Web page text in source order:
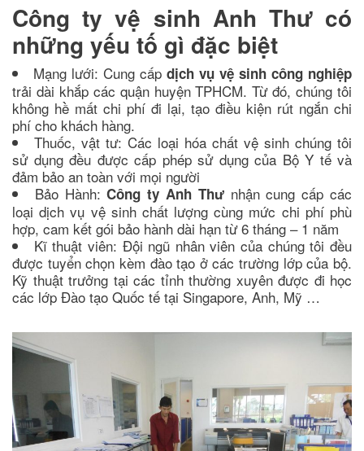
Công ty vệ sinh Anh Thư có
những yếu tố gì đặc biệt
Mạng lưới: Cung cấp dịch vụ vệ sinh công nghiệp
trải dài khắp các quận huyện TPHCM. Từ đó, chúng tôi
không hề mất chi phí đi lại, tạo điều kiện rút ngắn chi
phí cho khách hàng.
Thuốc, vật tư: Các loại hóa chất vệ sinh chúng tôi
sử dụng đều được cấp phép sử dụng của Bộ Y tế và
đảm bảo an toàn với mọi người
Bảo Hành:Công ty Anh Thưnhận cung cấp các
loại dịch vụ vệ sinh chất lượng cùng mức chi phí phù
hợp, cam kết gói bảo hành dài hạn từ 6 tháng – 1 năm
Kĩ thuật viên: Đội ngũ nhân viên của chúng tôi đều
được tuyển chọn kèm đào tạo ở các trường lớp của bộ.
Kỹ thuật trưởng tại các tỉnh thường xuyên được đi học
các lớp Đào tạo Quốc tế tại Singapore, Anh, Mỹ …